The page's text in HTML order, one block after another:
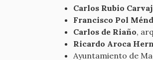
Carlos Rubio
Francisco Pol
Carlos de Riaño,
Ricardo Aroca
Ayuntamiento de